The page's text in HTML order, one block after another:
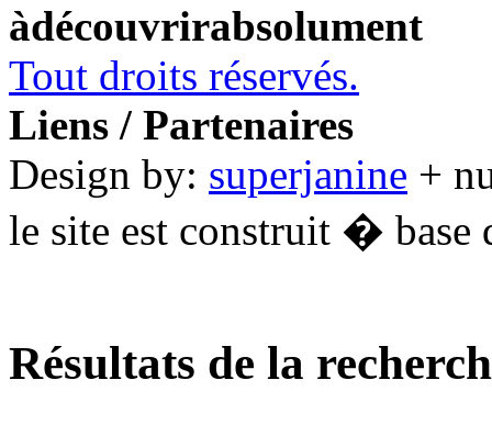
àdécouvrirabsolument
Tout droits réservés.
Liens / Partenaires
Design by: superjanine +
le site est construit � base
Résultats de la